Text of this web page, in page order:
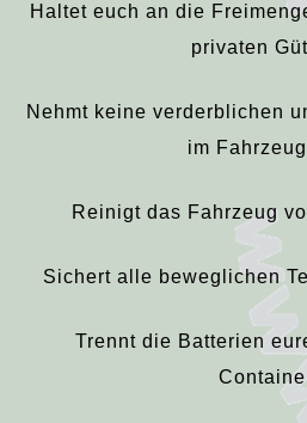
Haltet euch an die
privaten
Nehmt keine verderblichen
im
Reinigt das Fahrzeug
Sichert alle beweglichen
Trennt die Batterien